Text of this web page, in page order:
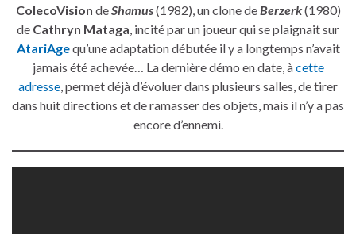
ColecoVision deShamus(1982), un clone deBerzerk(1980)
de Cathryn Mataga, incité par un joueur qui se plaignait sur
AtariAgequ’une adaptation débutée il y a longtemps n’avait
jamais été achevée… La dernière démo en date, àcette
adresse, permet déjà d’évoluer dans plusieurs salles, de tirer
dans huit directions et de ramasser des objets, mais il n’y a pas
encore d’ennemi.